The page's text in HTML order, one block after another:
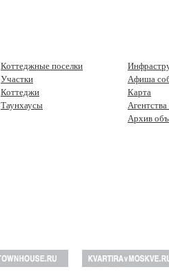
Коттеджные поселки
Участки
Коттеджи
Таунхаусы
Афиша
Карта
Архив